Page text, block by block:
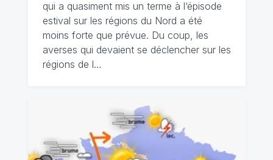
qui a quasiment mis un terme à l‘épisode
estival sur les régions du Nord a été
moins forte que prévue. Du coup, les
averses qui devaient se déclencher sur les
régions de l…